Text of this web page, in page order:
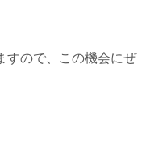
すので、この機会にぜ